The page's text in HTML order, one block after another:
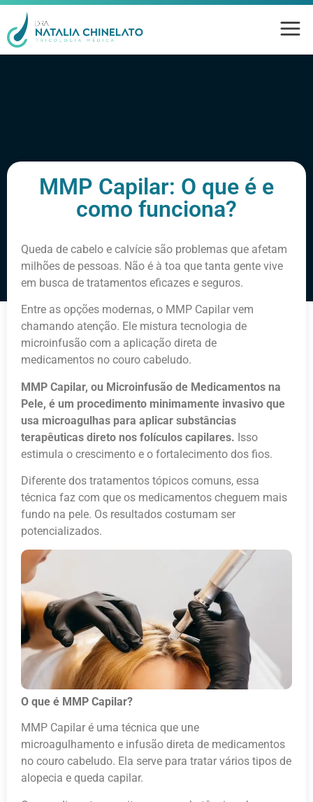
MMP Capilar: O que é e
como funciona?
Queda de cabelo e calvície são problemas que afetam
milhões de pessoas. Não é à toa que tanta gente vive
em busca de tratamentos eficazes e seguros.
Entre as opções modernas, o MMP Capilar vem
chamando atenção. Ele mistura tecnologia de
microinfusão com a aplicação direta de
medicamentos no couro cabeludo.
MMP Capilar, ou Microinfusão de Medicamentos na
Pele, é um procedimento minimamente invasivo que
usa microagulhas para aplicar substâncias
terapêuticas direto nos folículos capilares. Isso
estimula o crescimento e o fortalecimento dos fios.
Diferente dos tratamentos tópicos comuns, essa
técnica faz com que os medicamentos cheguem mais
fundo na pele. Os resultados costumam ser
potencializados.
O que é MMP Capilar?
MMP Capilar é uma técnica que une
microagulhamento e infusão direta de medicamentos
no couro cabeludo. Ela serve para tratar vários tipos de
alopecia e queda capilar.